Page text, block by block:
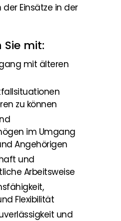
Einsätze in der
Sie mit:
mit älteren
zu können
im Umgang
Angehörigen
und
Arbeitsweise
Flexibilität
und